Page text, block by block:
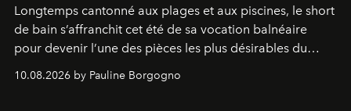
Longtemps cantonné aux plages et aux piscines, le short
de bain s’affranchit cet été de sa vocation balnéaire
pour devenir l’une des pièces les plus désirables du
10.08.2026 by Pauline Borgogno